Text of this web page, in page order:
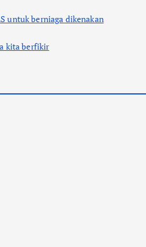
untuk berniaga dikenakan
kita berfikir